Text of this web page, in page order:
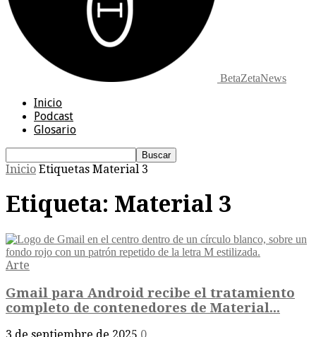
BetaZetaNews
Inicio
Podcast
Glosario
Inicio Etiquetas Material 3
Etiqueta: Material 3
Arte
Gmail para Android recibe el tratamiento
completo de contenedores de Material...